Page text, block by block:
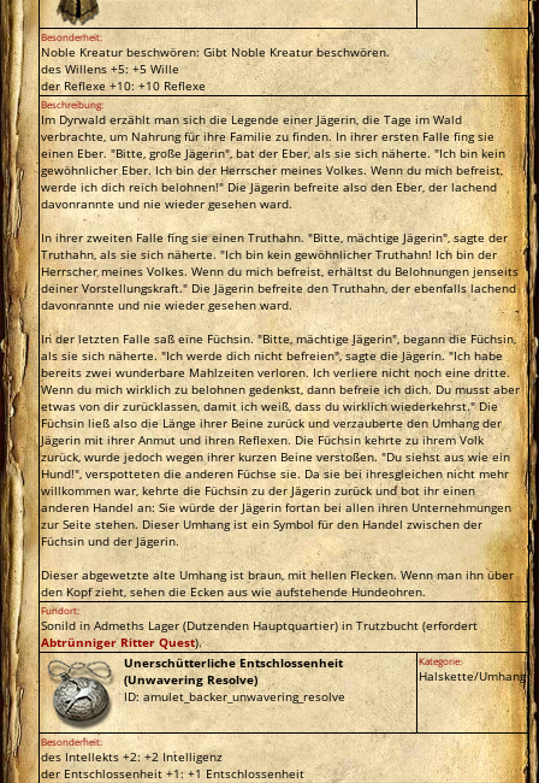
Besonderheit:
Noble Kreatur beschwören: Gibt Noble Kreatur beschwören.
des Willens +5: +5 Wille
der Reflexe +10: +10 Reflexe
Beschreibung:
Im Dyrwald erzählt man sich die Legende einer Jägerin, die Tage im Wald
verbrachte, um Nahrung für ihre Familie zu finden. In ihrer ersten Falle fing sie
einen Eber. "Bitte, große Jägerin", bat der Eber, als sie sich näherte. "Ich bin kein
gewöhnlicher Eber. Ich bin der Herrscher meines Volkes. Wenn du mich befreist,
werde ich dich reich belohnen!" Die Jägerin befreite also den Eber, der lachend
davonrannte und nie wieder gesehen ward.
In ihrer zweiten Falle fing sie einen Truthahn. "Bitte, mächtige Jägerin", sagte der
Truthahn, als sie sich näherte. "Ich bin kein gewöhnlicher Truthahn! Ich bin der
Herrscher meines Volkes. Wenn du mich befreist, erhältst du Belohnungen jenseits
deiner Vorstellungskraft." Die Jägerin befreite den Truthahn, der ebenfalls lachend
davonrannte und nie wieder gesehen ward.
In der letzten Falle saß eine Füchsin. "Bitte, mächtige Jägerin", begann die Füchsin,
als sie sich näherte. "Ich werde dich nicht befreien", sagte die Jägerin. "Ich habe
bereits zwei wunderbare Mahlzeiten verloren. Ich verliere nicht noch eine dritte.
Wenn du mich wirklich zu belohnen gedenkst, dann befreie ich dich. Du musst aber
etwas von dir zurücklassen, damit ich weiß, dass du wirklich wiederkehrst." Die
Füchsin ließ also die Länge ihrer Beine zurück und verzauberte den Umhang der
Jägerin mit ihrer Anmut und ihren Reflexen. Die Füchsin kehrte zu ihrem Volk
zurück, wurde jedoch wegen ihrer kurzen Beine verstoßen. "Du siehst aus wie ein
Hund!", verspotteten die anderen Füchse sie. Da sie bei ihresgleichen nicht mehr
willkommen war, kehrte die Füchsin zu der Jägerin zurück und bot ihr einen
anderen Handel an: Sie würde der Jägerin fortan bei allen ihren Unternehmungen
zur Seite stehen. Dieser Umhang ist ein Symbol für den Handel zwischen der
Füchsin und der Jägerin.
Dieser abgewetzte alte Umhang ist braun, mit hellen Flecken. Wenn man ihn über
den Kopf zieht, sehen die Ecken aus wie aufstehende Hundeohren.
Fundort:
Sonild in Admeths Lager (Dutzenden Hauptquartier) in Trutzbucht (erfordert
Abtrünniger Ritter Quest).
Unerschütterliche Entschlossenheit
(Unwavering Resolve)
ID: amulet_backer_unwavering_resolve
Kategorie:
Halskette/Umhang
Besonderheit:
des Intellekts +2: +2 Intelligenz
der Entschlossenheit +1: +1 Entschlossenheit